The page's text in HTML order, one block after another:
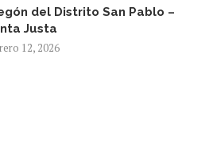
del Distrito San Pablo –
Justa
12, 2026